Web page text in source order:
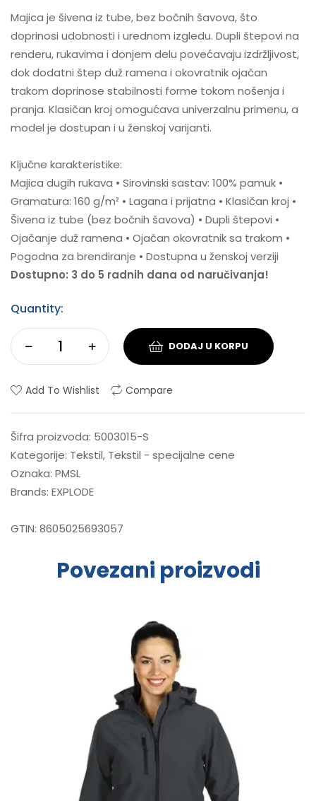
Majica je šivena iz tube, bez bočnih šavova, što
doprinosi udobnosti i urednom izgledu. Dupli štepovi na
renderu, rukavima i donjem delu povećavaju izdržljivost,
dok dodatni štep duž ramena i okovratnik ojačan
trakom doprinose stabilnosti forme tokom nošenja i
pranja. Klasičan kroj omogućava univerzalnu primenu, a
model je dostupan i u ženskoj varijanti.
Ključne karakteristike:
Majica dugih rukava • Sirovinski sastav: 100% pamuk •
Gramatura: 160 g/m² • Lagana i prijatna • Klasičan kroj •
Šivena iz tube (bez bočnih šavova) • Dupli štepovi •
Ojačanje duž ramena • Ojačan okovratnik sa trakom •
Pogodna za brendiranje • Dostupna u ženskoj verziji
Dostupno: 3 do 5 radnih dana od naručivanja!
Quantity:
DODAJ U KORPU
Add To Wishlist Compare
Šifra proizvoda: 5003015-S
Kategorije: Tekstil, Tekstil - specijalne cene
Oznaka: PMSL
Brands: EXPLODE
GTIN: 8605025693057
Povezani proizvodi